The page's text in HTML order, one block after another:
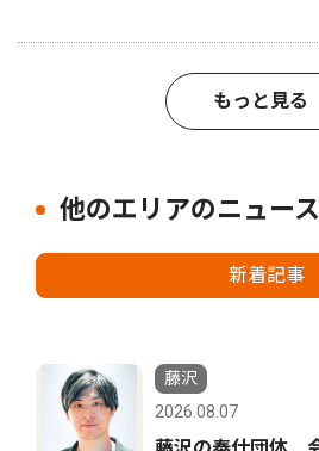
もっと見る
他のエリアのニュース
新着記事
藤沢
2026.08.07